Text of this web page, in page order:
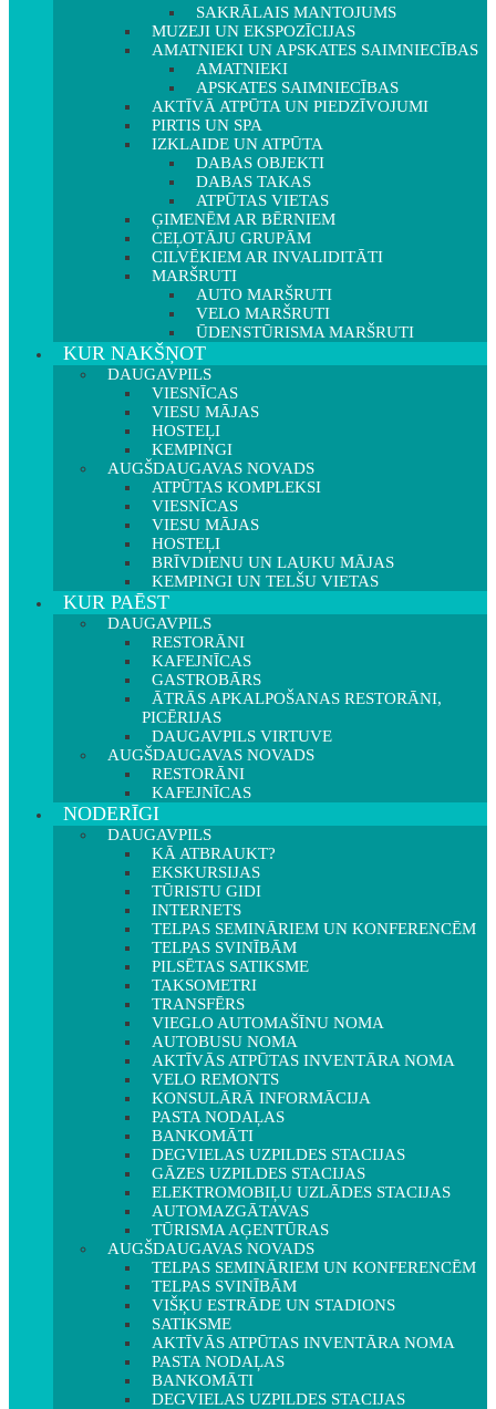
SAKRĀLAIS MANTOJUMS
MUZEJI UN EKSPOZĪCIJAS
AMATNIEKI UN APSKATES SAIMNIECĪBAS
AMATNIEKI
APSKATES SAIMNIECĪBAS
AKTĪVĀ ATPŪTA UN PIEDZĪVOJUMI
PIRTIS UN SPA
IZKLAIDE UN ATPŪTA
DABAS OBJEKTI
DABAS TAKAS
ATPŪTAS VIETAS
ĢIMENĒM AR BĒRNIEM
CEĻOTĀJU GRUPĀM
CILVĒKIEM AR INVALIDITĀTI
MARŠRUTI
AUTO MARŠRUTI
VELO MARŠRUTI
ŪDENSTŪRISMA MARŠRUTI
KUR NAKŠŅOT
DAUGAVPILS
VIESNĪCAS
VIESU MĀJAS
HOSTEĻI
KEMPINGI
AUGŠDAUGAVAS NOVADS
ATPŪTAS KOMPLEKSI
VIESNĪCAS
VIESU MĀJAS
HOSTEĻI
BRĪVDIENU UN LAUKU MĀJAS
KEMPINGI UN TELŠU VIETAS
KUR PAĒST
DAUGAVPILS
RESTORĀNI
KAFEJNĪCAS
GASTROBĀRS
ĀTRĀS APKALPOŠANAS RESTORĀNI,
PICĒRIJAS
DAUGAVPILS VIRTUVE
AUGŠDAUGAVAS NOVADS
RESTORĀNI
KAFEJNĪCAS
NODERĪGI
DAUGAVPILS
KĀ ATBRAUKT?
EKSKURSIJAS
TŪRISTU GIDI
INTERNETS
TELPAS SEMINĀRIEM UN KONFERENCĒM
TELPAS SVINĪBĀM
PILSĒTAS SATIKSME
TAKSOMETRI
TRANSFĒRS
VIEGLO AUTOMAŠĪNU NOMA
AUTOBUSU NOMA
AKTĪVĀS ATPŪTAS INVENTĀRA NOMA
VELO REMONTS
KONSULĀRĀ INFORMĀCIJA
PASTA NODAĻAS
BANKOMĀTI
DEGVIELAS UZPILDES STACIJAS
GĀZES UZPILDES STACIJAS
ELEKTROMOBIĻU UZLĀDES STACIJAS
AUTOMAZGĀTAVAS
TŪRISMA AĢENTŪRAS
AUGŠDAUGAVAS NOVADS
TELPAS SEMINĀRIEM UN KONFERENCĒM
TELPAS SVINĪBĀM
VIŠĶU ESTRĀDE UN STADIONS
SATIKSME
AKTĪVĀS ATPŪTAS INVENTĀRA NOMA
PASTA NODAĻAS
BANKOMĀTI
DEGVIELAS UZPILDES STACIJAS